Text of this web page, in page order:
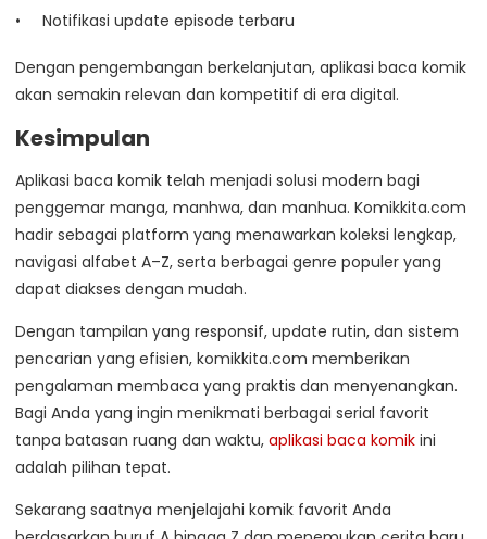
Notifikasi update episode terbaru
Dengan pengembangan berkelanjutan, aplikasi baca komik
akan semakin relevan dan kompetitif di era digital.
Kesimpulan
Aplikasi baca komik telah menjadi solusi modern bagi
penggemar manga, manhwa, dan manhua. Komikkita.com
hadir sebagai platform yang menawarkan koleksi lengkap,
navigasi alfabet A–Z, serta berbagai genre populer yang
dapat diakses dengan mudah.
Dengan tampilan yang responsif, update rutin, dan sistem
pencarian yang efisien, komikkita.com memberikan
pengalaman membaca yang praktis dan menyenangkan.
Bagi Anda yang ingin menikmati berbagai serial favorit
tanpa batasan ruang dan waktu, aplikasi baca komik ini
adalah pilihan tepat.
Sekarang saatnya menjelajahi komik favorit Anda